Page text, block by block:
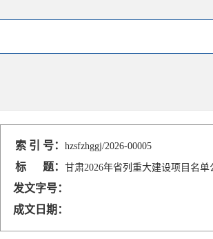
索 引 号：hzsfzhggj/2026-00005
标 题：甘肃2026年省列重大建设项目名单
发文字号：
成文日期：